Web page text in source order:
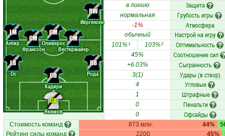
Якимов
Ос
Кадири
Рода
Антир
Франссон
Оливерос
Вестермайер
Йёргенсен
GK
LB
CD
RB
LM
CM
CM
CM
RW
в линию Защита
нормальная Грубость игры
-1% Атмосфера
обычный Настрой на игру
101%1 103%2 Оптимальность
45% Соотношение сил
+6.03% Сыгранность
3(1) Удары (в створ)
4 Угловые
1 Штрафные
0 Пенальти
0 Офсайды
Стоимость команд 873 млн. 44%
Рейтинг силы команд
2200 45%